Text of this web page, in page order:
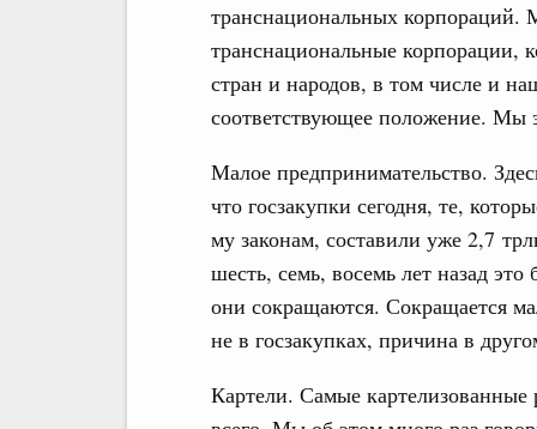
транснациональных корпораций.
транснациональные корпорации,
стран и народов, в том числе и
соответствующее положение.
Малое предпринимательство.
что госзакупки сегодня, те,
му законам, составили уже 2,7
шесть, семь, восемь лет назад
они сокращаются. Сокращается
не в госзакупках, причина в
Картели. Самые